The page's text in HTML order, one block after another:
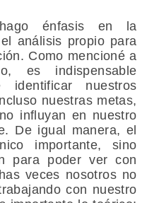
énfasis en la
análisis propio para
Como mencioné a
es indispensable
identificar nuestros
nuestras metas,
influyan en nuestro
De igual manera, el
importante, sino
para poder ver con
veces nosotros no
con nuestro